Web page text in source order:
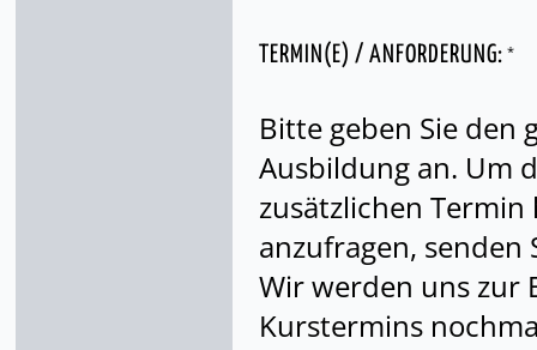
TERMIN(E) / ANFORDERUNG: *
Bitte geben Sie den
Ausbildung an. Um
zusätzlichen
anzufragen, senden
Wir werden uns zur
Kurstermins